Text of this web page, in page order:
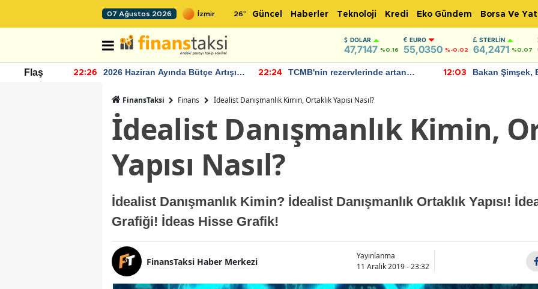
07 Ağustos 2026 26° Güncel Haberler Teknoloji Kredi Eko Gündem Borsa Ve
DOLAR
47,7147 %0.16
EURO
55,0350 %-0.02
STERLIN
64,2471 %0.07
Flaş 22:26
2026 Haziran Ayında Bütçe Artışı
22:24
TCMB'nin rezervlerinde artan
12:03
Bakan Şimşek,
FinansTaksi Finans İdealist Danışmanlık Kimin, Ortaklık Yapısı Nasıl?
İdealist Danışmanlık Kimin,
Yapısı Nasıl?
İdealist Danışmanlık Kimin? İdealist Danışmanlık Ortaklık Yapısı!
Grafiği! İdeas Hisse Grafik!
FinansTaksi Haber Merkezi
Yayınlanma
11 Aralık 2019 - 23:32